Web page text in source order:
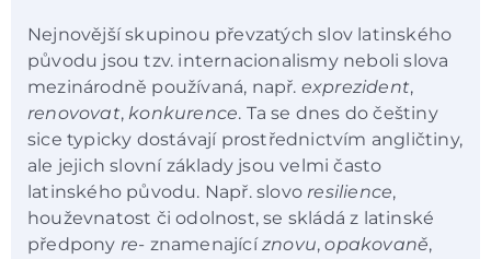
Nejnovější skupinou převzatých slov latinského
původu jsou tzv. internacionalismy neboli slova
mezinárodně používaná, např. exprezident,
renovovat,konkurence. Ta se dnes do češtiny
sice typicky dostávají prostřednictvím angličtiny,
ale jejich slovní základy jsou velmi často
latinského původu. Např. slovoresilience,
houževnatost či odolnost, se skládá z latinské
předpony re- znamenajícíznovu,opakovaně,